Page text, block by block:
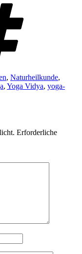
, Naturheilkunde,
, Yoga Vidya, yoga-
Erforderliche